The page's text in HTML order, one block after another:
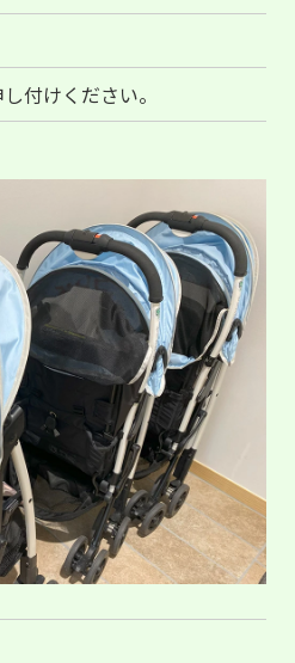
付けください。